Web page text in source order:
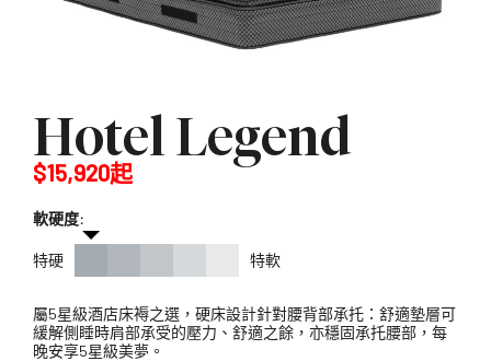
Hotel Legend
$15,920起
軟硬度:
特硬 特軟
屬5星級酒店床褥之選，硬床設計針對腰背部承托：舒適墊層可
緩解側睡時肩部承受的壓力、舒適之餘，亦穩固承托腰部，每
晚安享5星級美夢。